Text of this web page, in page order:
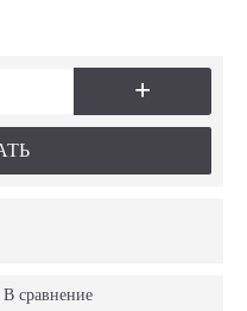
+
В сравнение